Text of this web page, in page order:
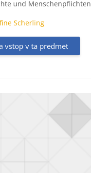
und Menschenpflichten
Scherling
vstop v ta predmet